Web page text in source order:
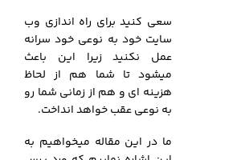
سعی کنید برای راه اندازی وب
سایت خود به نوعی خود سرانه
عمل نکنید زیرا این باعث
میشود تا شما هم از لحاظ
هزینه ای و هم از زمانی شما رو
به نوعی عقب خواهد انداخت.
ما در این مقاله میخواهیم به